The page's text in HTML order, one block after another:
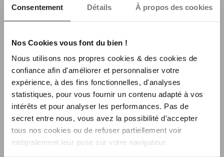
Consentement Détails À propos des cookies
Nos Cookies vous font du bien !
Nous utilisons nos propres cookies & des cookies de
confiance afin d'améliorer et personnaliser votre
expérience, à des fins fonctionnelles, d'analyses
statistiques, pour vous fournir un contenu adapté à vos
intérêts et pour analyser les performances. Pas de
secret entre nous, vous avez la possibilité d'accepter
tous nos cookies ou de refuser partiellement voir
intégralement leur pose sur votre navigateur.